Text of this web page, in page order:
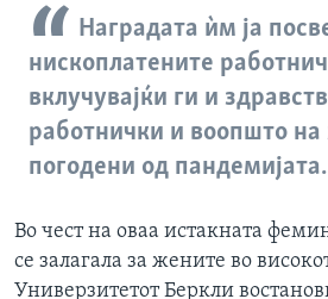
Наградата ѝм ја
нископлатените
вклучувајќи ги и
работнички и воопшто
погодени од пандемијата.
Во чест на оваа истакната
се залагала за жените во
Универзитетот Беркли